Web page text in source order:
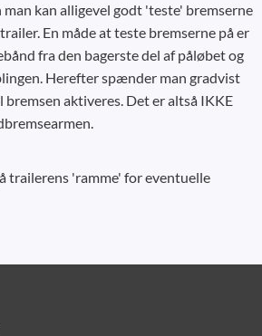
man kan alligevel godt 'teste' bremserne
En måde at teste bremserne på er
fra den bagerste del af påløbet og
Herefter spænder man gradvist
bremsen aktiveres. Det er altså IKKE
trailerens 'ramme' for eventuelle